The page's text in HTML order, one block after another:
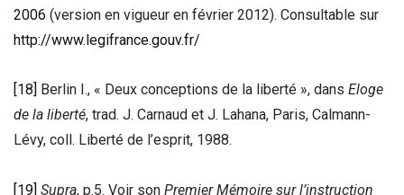
2006 (version en vigueur en février 2012). Consultable sur
http://www.legifrance.gouv.fr/
[18] Berlin I., « Deux conceptions de la liberté », dans Eloge
de la liberté, trad. J. Carnaud et J. Lahana, Paris, Calmann-
Lévy, coll. Liberté de l’esprit, 1988.
[19] Supra, p.5. Voir son Premier Mémoire sur l’instruction